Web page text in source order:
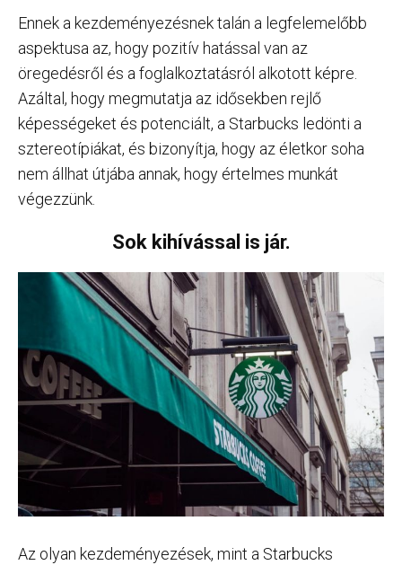
Ennek a kezdeményezésnek talán a legfelemelőbb
aspektusa az, hogy pozitív hatással van az
öregedésről és a foglalkoztatásról alkotott képre.
Azáltal, hogy megmutatja az idősekben rejlő
képességeket és potenciált, a Starbucks ledönti a
sztereotípiákat, és bizonyítja, hogy az életkor soha
nem állhat útjába annak, hogy értelmes munkát
végezzünk.
Sok kihívással is jár.
Az olyan kezdeményezések, mint a Starbucks